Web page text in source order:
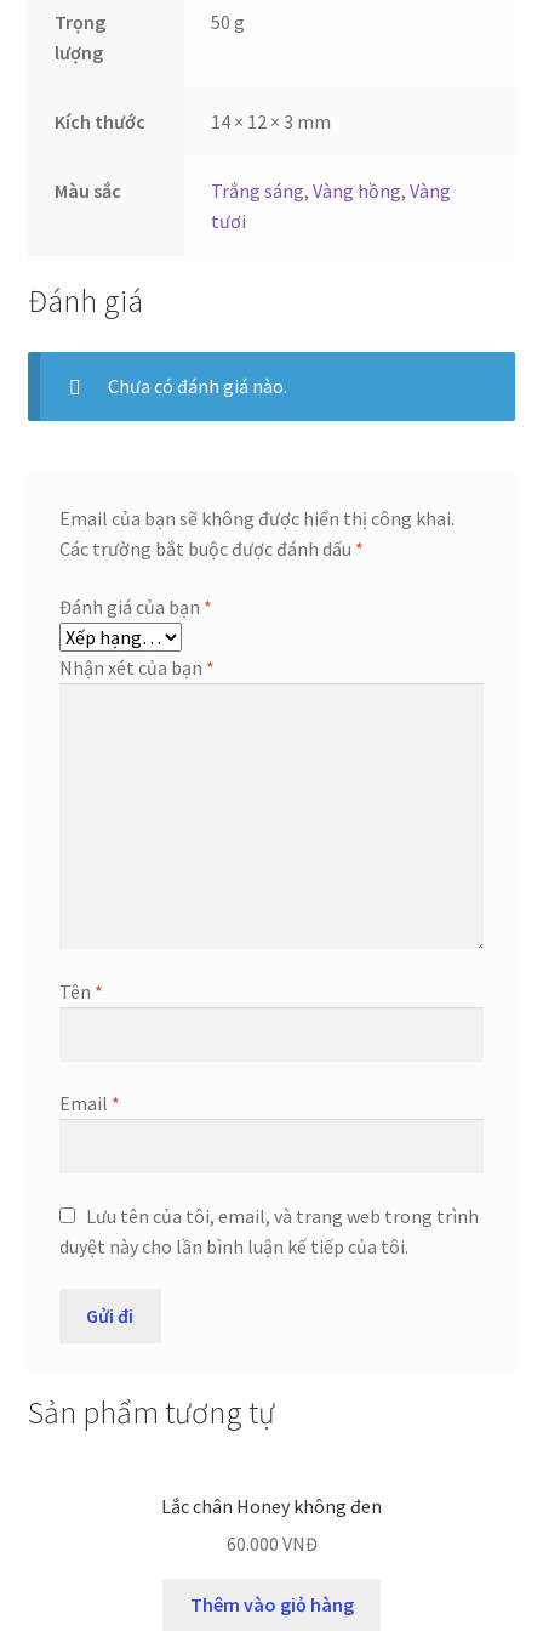
Trọng
lượng
50 g
Kích thước 14 × 12 × 3 mm
Màu sắc Trắng sáng,Vàng hồng,Vàng
tươi
Đánh giá
Chưa có đánh giá nào.
Email của bạn sẽ không được hiển thị công khai.
Các trường bắt buộc được đánh dấu *
Đánh giá của bạn *
Nhận xét của bạn *
Tên *
Email *
Lưu tên của tôi, email, và trang web trong trình
duyệt này cho lần bình luận kế tiếp của tôi.
Sản phẩm tương tự
Lắc chân Honey không đen
60.000 VNĐ
Thêm vào giỏ hàng